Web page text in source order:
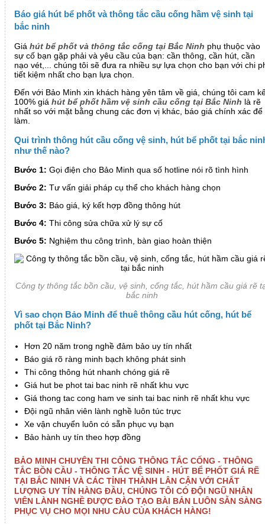
Báo giá hút bể phốt và thông tắc cầu cống hầm vệ sinh tại
bắc ninh
Giá hút bể phốt và thông tắc cống tại Bắc Ninh phụ thuộc vào
sự cố bạn gặp phải và yêu cầu của bạn: cần thông, cần hút, cần
nạo vét,... chúng tôi sẽ đưa ra nhiều sự lựa chọn cho bạn với chi
tiết kiệm nhất cho bạn lựa chọn.
Đến với Bảo Minh xin khách hàng yên tâm về giá, chúng tôi cam
100% giá hút bể phốt hầm vệ sinh cầu cống tại Bắc Ninh là rẽ
nhất so với mặt bằng chung các đơn vị khác, báo giá chính xác để
làm.
Qui trình thông hút cầu cống vệ sinh, hút bể phốt tại bắc
như thế nào?
Bước 1: Gọi điện cho Bảo Minh qua số hotline nói rõ tình hình
Bước 2: Tư vấn giải pháp cụ thể cho khách hàng chọn
Bước 3: Báo giá, ký kết hợp đồng thông hút
Bước 4: Thi công sửa chữa xử lý sự cố
Bước 5: Nghiệm thu công trình, bàn giao hoàn thiện
Công ty thông tắc bồn cầu, vệ sinh, cống tắc, hút hầm cầu giá rẽ
bắc ninh
Vì sao chọn Bảo Minh để thuê thông cầu hút cống, hút bể
phốt tại Bắc Ninh?
Hơn 20 năm trong nghề đảm bảo uy tín nhất
Báo giá rõ ràng minh bạch không phát sinh
Thi công thông hút nhanh chóng giá rẽ
Giá hut be phot tai bac ninh rẽ nhất khu vực
Giá thong tac cong ham ve sinh tai bac ninh rẽ nhất khu vực
Đội ngũ nhân viên lành nghề luôn túc trực
Xe vận chuyển luôn có sẵn phục vụ bạn
Bảo hành uy tín theo hợp đồng
BẢO MINH CHUYÊN THI CÔNG THÔNG TẮC CỐNG - THÔNG
TẮC BỒN CẦU - THÔNG TẮC VỆ SINH - HÚT BỂ PHỐT GIÁ RẼ
TẠI BẮC NINH VÀ CÁC TỈNH THÀNH LÂN CẬN VỚI CHẤT
LƯỢNG UY TÍN HÀNG ĐẦU, CHÚNG TÔI CÓ ĐỘI NGŨ NHÂN
VIÊN LÀNH NGHỀ ĐƯỢC ĐÀO TẠO BÀI BẢN LUÔN SẴN SÀNG
PHỤC VỤ CHO MỌI NHU CÀU CỦA KHÁCH HÀNG!